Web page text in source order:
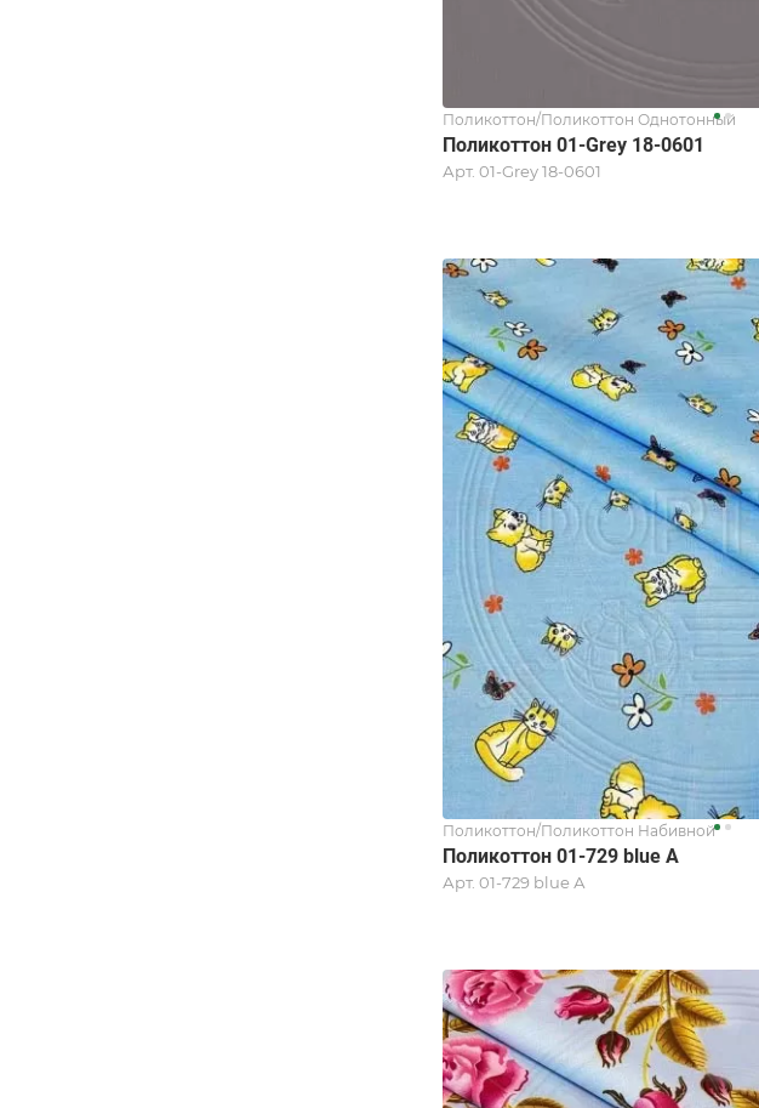
Поликоттон/Поликоттон Однотонный
Поликоттон 01-Grey 18-0601
Арт. 01-Grey 18-0601
Поликоттон/Поликоттон Набивной
Поликоттон 01-729 blue А
Арт. 01-729 blue А